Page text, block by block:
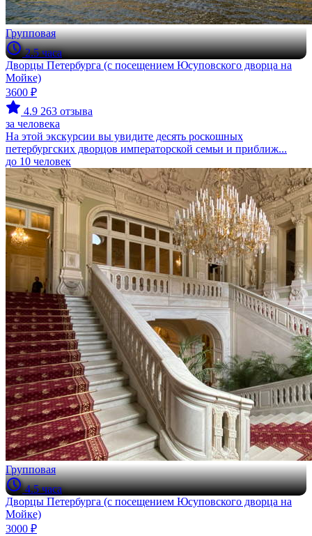
Групповая
2.5 часа
Дворцы Петербурга (с посещением Юсуповского дворца на
Мойке)
3600 ₽
4.9 263 отзыва
за человека
На этой экскурсии вы увидите десять роскошных
петербургских дворцов императорской семьи и приближ...
до 10 человек
Групповая
4.5 часа
Дворцы Петербурга (с посещением Юсуповского дворца на
Мойке)
3000 ₽